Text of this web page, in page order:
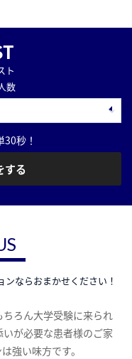
ト
数
秒！
する
ならおまかせください！
ろん大学受験に来られ
が必要な患者様のご家
強い味方です。